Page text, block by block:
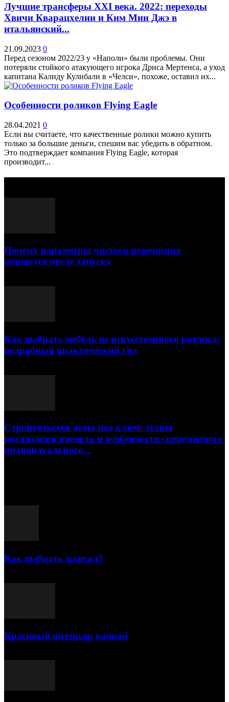
Лучшие трансферы XXI века. 2022: переходы
Хвичи Кварацхелии и Ким Мин Джэ в
итальянский...
21.09.2023 0
Перед сезоном 2022/23 у «Наполи» были проблемы. Они
потеряли стойкого атакующего игрока Дриса Мертенса, а уход
капитана Калиду Кулибали в «Челси», похоже, оставил их...
Особенности роликов Flying Eagle
28.04.2021 0
Если вы считаете, что качественные ролики можно купить
только за большие деньги, спешим вас убедить в обратном.
Это подтверждает компания Flying Eagle, которая
производит...
Почему параметры чистого помещения
меняются после запуска
Как выбрать мебель из искусственного ротанга:
подробный практический гид
Строительство дома под ключ: этапы
реализации проекта и особенности современного
индивидуального...
Как выбрать мангал?
Красивый интерьер ванной